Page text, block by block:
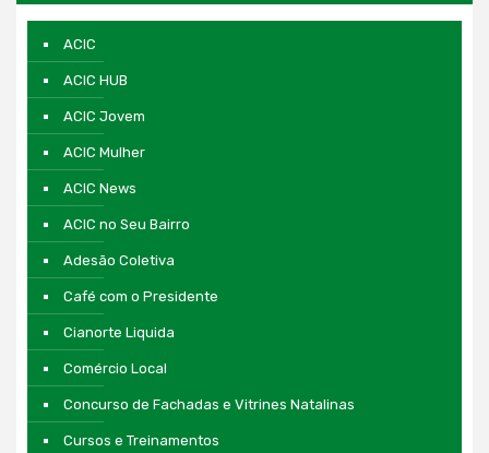
ACIC
ACIC HUB
ACIC Jovem
ACIC Mulher
ACIC News
ACIC no Seu Bairro
Adesão Coletiva
Café com o Presidente
Cianorte Liquida
Comércio Local
Concurso de Fachadas e Vitrines Natalinas
Cursos e Treinamentos